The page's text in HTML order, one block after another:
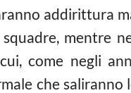
addirittura
mentre
come negli
che saliranno